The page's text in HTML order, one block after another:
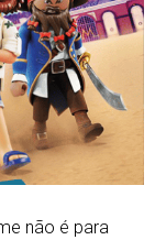
não é para